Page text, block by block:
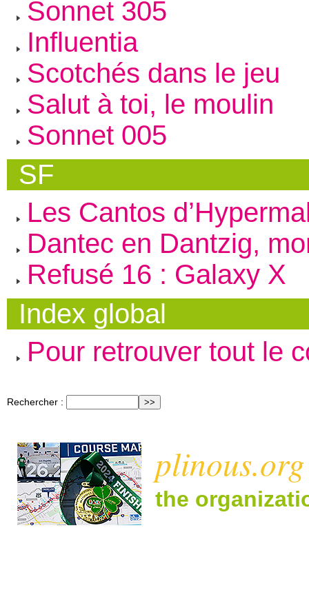
Sonnet 305
Influentia
Scotchés dans le jeu
Salut à toi, le moulin
Sonnet 005
SF
Les Cantos
Dantec en Dantzig,
Refusé 16 : Galaxy X
Index global
Pour retrouver tout le
Rechercher :
plinous.org
the